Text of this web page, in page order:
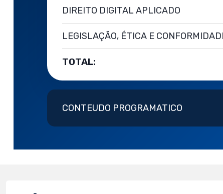
DIREITO DIGITAL APLICADO
LEGISLAÇÃO, ÉTICA E
TOTAL:
CONTEUDO PROGRAMATICO